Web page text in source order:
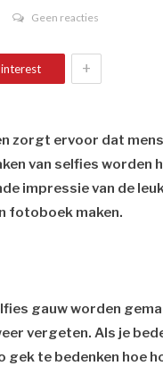
Geen reacties
+
zorgt ervoor dat
van selfies worden
impressie van de
fotoboek maken.
gauw worden
vergeten. Als je
gek te bedenken hoe